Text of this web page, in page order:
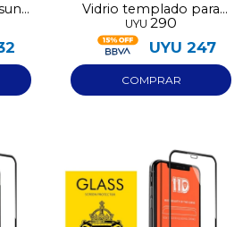
Vidrio templado para
Iphone 17 Air
UYU 290
UYU 247